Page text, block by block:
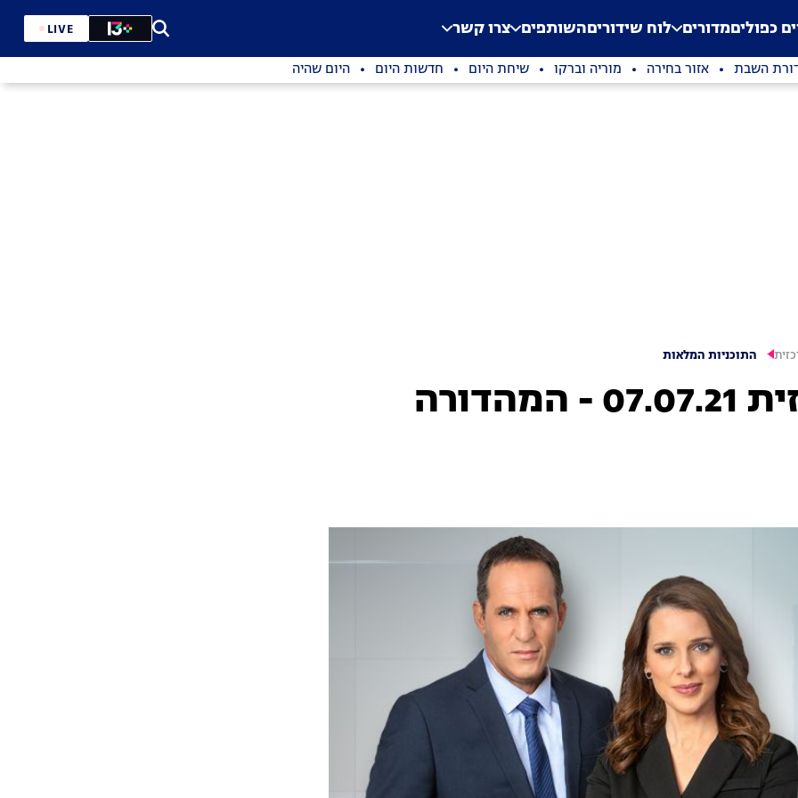
Application error: a
. כפוליםמדורים לוח שידוריםהשותפים צרו קשר LIVE
השבת אזור בחירה מוריה וברקו שיחת היום חדשות היום היום שהיה
התוכניות המלאות
המהדורה המרכזית 07.07.21 - המהדורה